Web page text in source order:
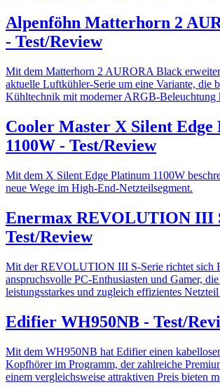
Alpenföhn Matterhorn 2
- Test/Review
Mit dem Matterhorn 2 AURORA Black
aktuelle Luftkühler-Serie um eine Variante, die
Kühltechnik mit moderner ARGB-Beleuchtung
Cooler Master X Silent Edge
1100W - Test/Review
Mit dem X Silent Edge Platinum 1100W
neue Wege im High-End-Netzteilsegment.
Enermax REVOLUTION III
Test/Review
Mit der REVOLUTION III S-Serie richtet sich
anspruchsvolle PC-Enthusiasten und Gamer,
leistungsstarkes und zugleich effizientes Netzteil
Edifier WH950NB - Test/
Mit dem WH950NB hat Edifier einen
Kopfhörer im Programm, der zahlreiche
einem vergleichsweise attraktiven Preis bieten